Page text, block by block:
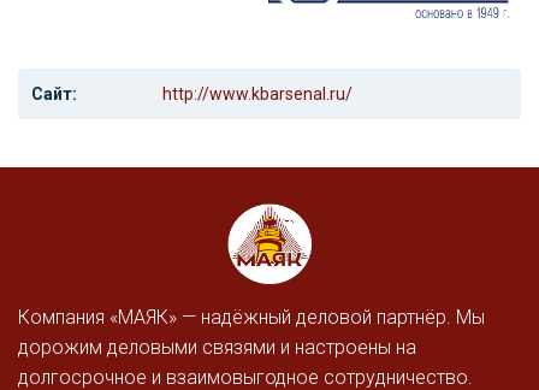
Сайт: http://www.kbarsenal.ru/
Компания «МАЯК» — надёжный деловой партнёр. Мы
дорожим деловыми связями и настроены на
долгосрочное и взаимовыгодное сотрудничество.